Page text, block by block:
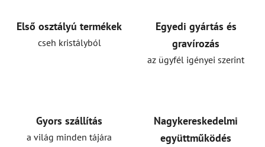
Első osztályú termékek
cseh kristályból
Egyedi gyártás és
gravírozás
az ügyfél igényei szerint
Gyors szállítás
a világ minden tájára
Nagykereskedelmi
együttműködés